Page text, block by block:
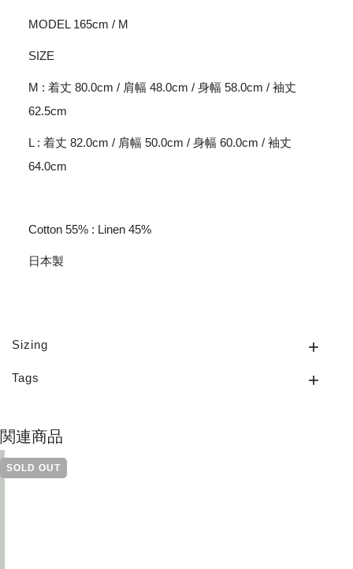
MODEL 165cm / M
SIZE
M : 着丈 80.0cm / 肩幅 48.0cm / 身幅 58.0cm / 袖丈
62.5cm
L : 着丈 82.0cm / 肩幅 50.0cm / 身幅 60.0cm / 袖丈
64.0cm
Cotton 55% : Linen 45%
日本製
Sizing
Tags
関連商品
SOLD OUT